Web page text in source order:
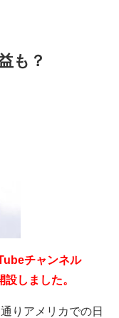
も？
チャンネル
しました。
りアメリカでの日